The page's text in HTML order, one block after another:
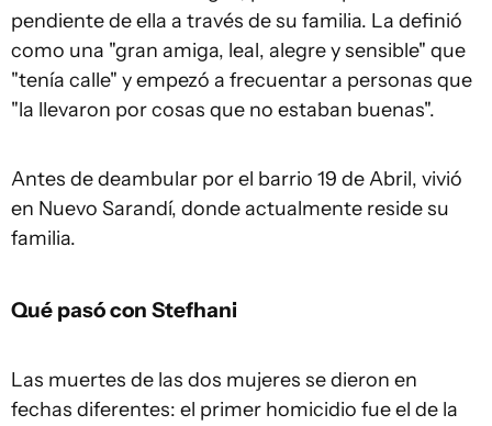
pendiente de ella a través de su familia. La definió
como una "gran amiga, leal, alegre y sensible" que
"tenía calle" y empezó a frecuentar a personas que
"la llevaron por cosas que no estaban buenas".
Antes de deambular por el barrio 19 de Abril, vivió
en Nuevo Sarandí, donde actualmente reside su
familia.
Qué pasó con Stefhani
Las muertes de las dos mujeres se dieron en
fechas diferentes: el primer homicidio fue el de la